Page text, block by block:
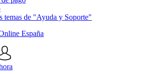
temas de "Ayuda y Soporte"